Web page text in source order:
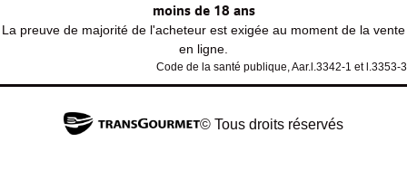
moins de 18 ans
La preuve de majorité de l'acheteur est exigée au moment de la vente
en ligne.
Code de la santé publique, Aar.l.3342-1 et l.3353-3
© Tous droits réservés